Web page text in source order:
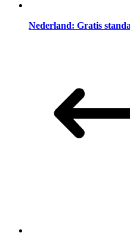
Nederland: Gratis